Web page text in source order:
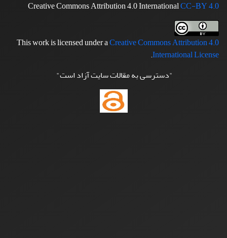
Creative Commons Attribution 4.0 InternationalCC-BY 4.0
This work is licensed under aCreative Commons Attribution 4.0
International License
.
"دسترسی به مقالات سایت آزاد است"